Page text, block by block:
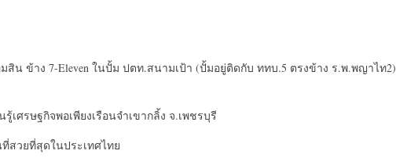
น ข้าง 7-Eleven ในปั้ม ปตท.สนามเป้า (ปั้มอยู่ติดกับ ททบ.5 ตรงข้าง ร.พ.พญาไท2)
ศรษฐกิจพอเพียงเรือนจำเขากลิ้ง จ.เพชรบุรี
วยที่สุดในประเทศไทย